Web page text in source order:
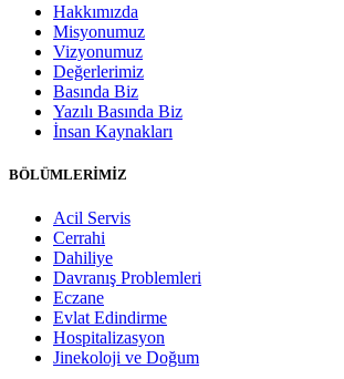
Hakkımızda
Misyonumuz
Vizyonumuz
Değerlerimiz
Basında Biz
Yazılı Basında Biz
İnsan Kaynakları
BÖLÜMLERİMİZ
Acil Servis
Cerrahi
Dahiliye
Davranış Problemleri
Eczane
Evlat Edindirme
Hospitalizasyon
Jinekoloji ve Doğum